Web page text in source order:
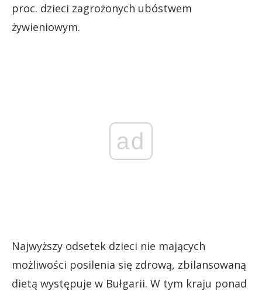
proc. dzieci zagrożonych ubóstwem
żywieniowym.
ad
Najwyższy odsetek dzieci nie mających
możliwości posilenia się zdrową, zbilansowaną
dietą występuje w Bułgarii. W tym kraju ponad